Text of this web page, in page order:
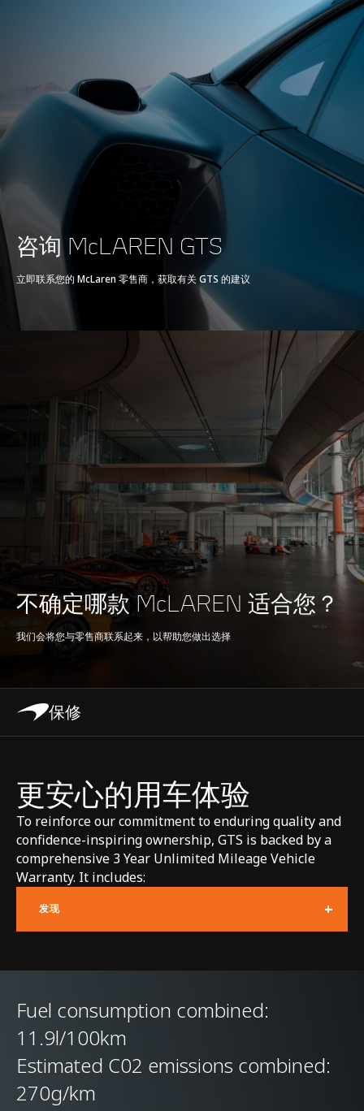
POWERTRAIN
Powertrain
Technology
Twin Electrically-
Actuated Twin Scroll
Turbochargers, Dry
635 PS (626 bhp)
Max torque 630 Nm (465 lbft)
E-Motor -
Battery type -
Transmission
7-speed + reverse
seamless shift
gearbox (SSG)
CHASSIS & BODY
TECHNOLOGY
Body structure
II-T monocoque, with
carbon fibre rear
aluminium crash
structures front and
rear
Suspension Type
Double aluminium
咨询 McLAREN GTS
立即联系您的 McLaren 零售商，获取有关 GTS 的建议
不确定哪款 McLAREN 适合您？
我们会将您与零售商联系起来，以帮助您做出选择
保修
更安心的用车体验
To reinforce our commitment to enduring quality and
confidence-inspiring ownership, GTS is backed by a
comprehensive 3 Year Unlimited Mileage Vehicle
Warranty. It includes:
发现 +
Fuel consumption combined:
11.9l/100km
Estimated C02 emissions combined:
270g/km